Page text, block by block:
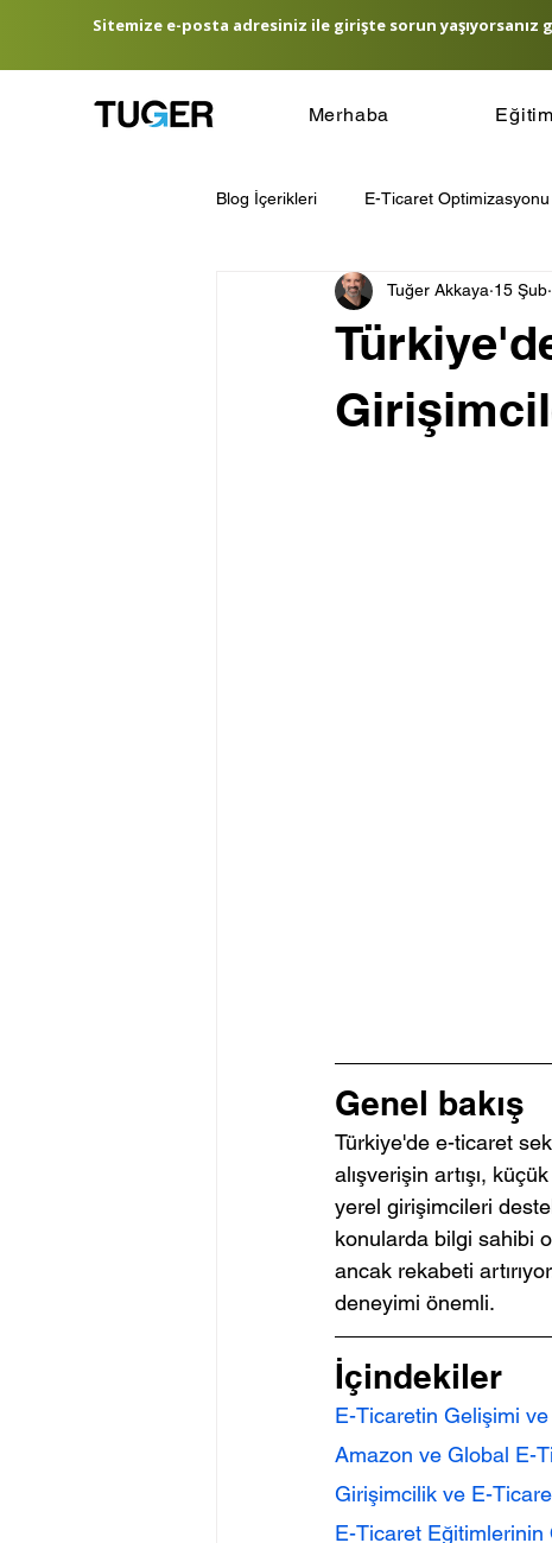
Sitemize e-posta adresiniz ile girişte sorun yaşıyorsanız
Merhaba
Blog İçerikleri E-Ticaret Optimizasyonu
E-Ticaret Lojistik Yönetimi E-
Hedef Kitle Belirleme E-Ticaret
Tuğer Akkaya 15 Şub
Genel bakış
Türkiye'de e-ticaret
alışverişin artışı,
yerel girişimcileri
konularda bilgi sahibi
ancak rekabeti
deneyimi önemli.
İçindekiler
E-Ticaretin Gelişimi
Amazon ve Global E-
Girişimcilik ve E-
E-Ticaret Eğitimlerinin